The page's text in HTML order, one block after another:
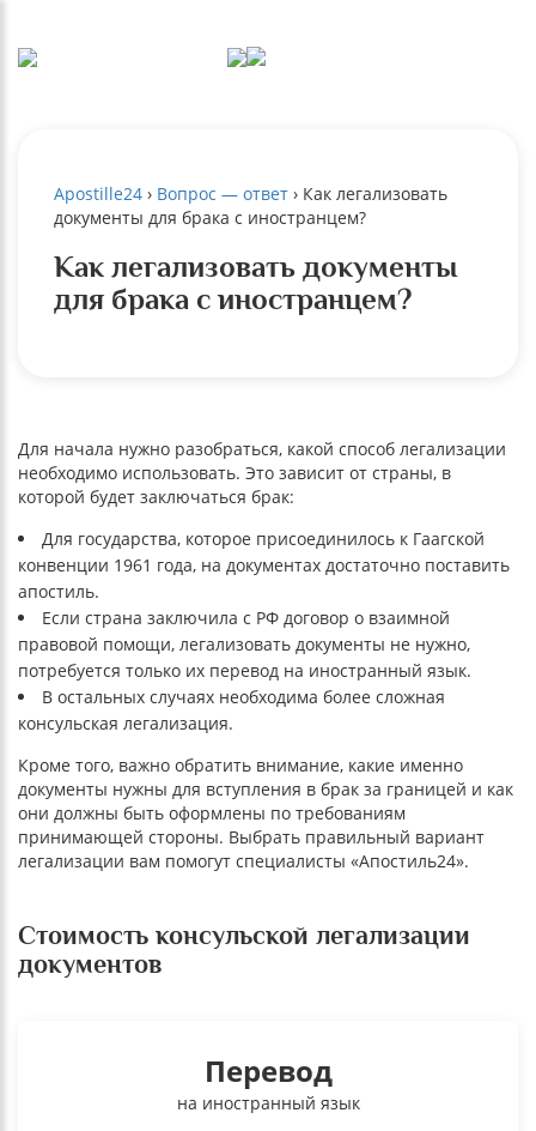
Apostille24 › Вопрос — ответ › Как легализовать
документы для брака с иностранцем?
Как легализовать документы
для брака с иностранцем?
Для начала нужно разобраться, какой способ легализации
необходимо использовать. Это зависит от страны, в
которой будет заключаться брак:
Для государства, которое присоединилось к Гаагской
конвенции 1961 года, на документах достаточно поставить
апостиль.
Если страна заключила с РФ договор о взаимной
правовой помощи, легализовать документы не нужно,
потребуется только их перевод на иностранный язык.
В остальных случаях необходима более сложная
консульская легализация.
Кроме того, важно обратить внимание, какие именно
документы нужны для вступления в брак за границей и как
они должны быть оформлены по требованиям
принимающей стороны. Выбрать правильный вариант
легализации вам помогут специалисты «Апостиль24».
Стоимость консульской легализации
документов
Перевод
на иностранный язык